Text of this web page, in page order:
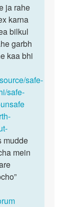
ja rahe
karna
bilkul
garbh
kaa bhi
safe-
safe-
mudde
mein